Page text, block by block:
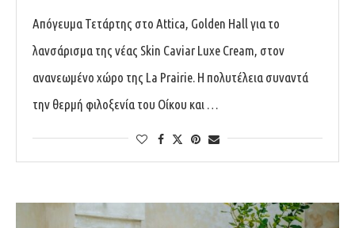
Απόγευμα Τετάρτης στο Attica, Golden Hall για το
λανσάρισμα της νέας Skin Caviar Luxe Cream, στον
ανανεωμένο χώρο της La Prairie. Η πολυτέλεια συναντά
την θερμή φιλοξενία του Οίκου και …